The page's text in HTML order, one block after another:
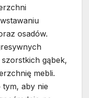
osadów.
gąbek,
mebli.
tym, aby nie